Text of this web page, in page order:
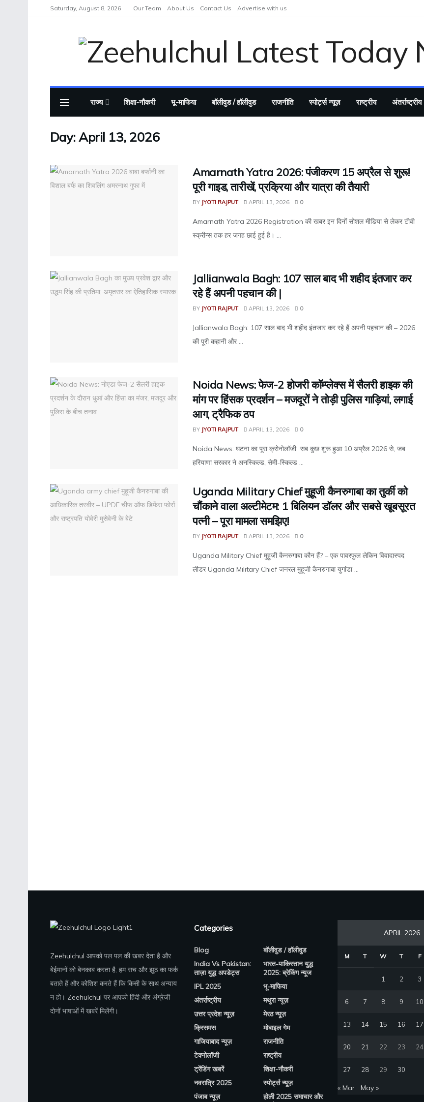
Saturday, August 8, 2026 Our Team About Us Contact Us Advertise with us
राज्य शिक्षा-नौकरी भू-माफिया बॉलीवुड / हॉलीवुड राजनीति स्पोर्ट्स न्यूज़ राष्ट्रीय अंतर्राष्ट्रीय
Day:April 13, 2026
Amarnath Yatra 2026: पंजीकरण 15 अप्रैल से शुरू!
पूरी गाइड, तारीखें, प्रक्रिया और यात्रा की तैयारी
BY JYOTI RAJPUT APRIL 13, 2026 0
Amarnath Yatra 2026 Registration की खबर इन दिनों सोशल मीडिया से लेकर टीवी
स्क्रीन्स तक हर जगह छाई हुई है। ...
Jallianwala Bagh: 107 साल बाद भी शहीद इंतजार कर
रहे हैं अपनी पहचान की |
BY JYOTI RAJPUT APRIL 13, 2026 0
Jallianwala Bagh: 107 साल बाद भी शहीद इंतजार कर रहे हैं अपनी पहचान की – 2026
की पूरी कहानी और ...
Noida News: फेज-2 होजरी कॉम्प्लेक्स में सैलरी हाइक की
मांग पर हिंसक प्रदर्शन – मजदूरों ने तोड़ी पुलिस गाड़ियां, लगाई
आग, ट्रैफिक ठप
BY JYOTI RAJPUT APRIL 13, 2026 0
Noida News: घटना का पूरा क्रोनोलॉजी सब कुछ शुरू हुआ 10 अप्रैल 2026 से, जब
हरियाणा सरकार ने अनस्किल्ड, सेमी-स्किल्ड ...
Uganda Military Chief मुहूजी कैनरुगाबा का तुर्की को
चौंकाने वाला अल्टीमेटम: 1 बिलियन डॉलर और सबसे खूबसूरत
पत्नी – पूरा मामला समझिए!
BY JYOTI RAJPUT APRIL 13, 2026 0
Uganda Military Chief मुहूजी कैनरुगाबा कौन हैं? – एक पावरफुल लेकिन विवादास्पद
लीडर Uganda Military Chief जनरल मुहूजी कैनरुगाबा युगांडा ...
Zeehulchul आपको पल पल की खबर देता है और
बेईमानों को बेनकाब करता है, हम सच और झूठ का फर्क
बताते हैं और कोशिश करते हैं कि किसी के साथ अन्याय
न हो। Zeehulchul पर आपको हिंदी और अंग्रेजी
दोनों भाषाओं में खबरें मिलेंगी।
Categories
Blog
India Vs Pakistan:
ताज़ा युद्ध अपडेट्स
IPL 2025
अंतर्राष्ट्रीय
उत्तर प्रदेश न्यूज़
क्रिसमस
गाजियाबाद न्यूज़
टेक्नोलॉजी
ट्रेंडिंग खबरें
नवरात्रि 2025
पंजाब न्यूज़
बॉलीवुड / हॉलीवुड
भारत-पाकिस्तान युद्ध
2025: ब्रेकिंग न्यूज
भू-माफिया
मथुरा न्यूज़
मेरठ न्यूज़
मोबाइल गेम
राजनीति
राष्ट्रीय
शिक्षा-नौकरी
स्पोर्ट्स न्यूज़
होली 2025 समाचार और
APRIL 2026
M T W T F
1 2 3
6 7 8 9 10
13 14 15 16 17
20 21 22 23 24
27 28 29 30
« Mar May »